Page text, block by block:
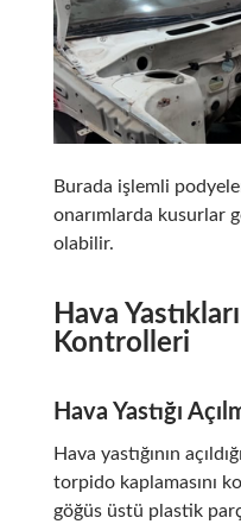
Burada işlemli
onarımlarda kusurlar
olabilir.
Hava
Kontrolleri
Hava Yastığı
Hava yastığının
torpido kaplamasını
göğüs üstü plastik